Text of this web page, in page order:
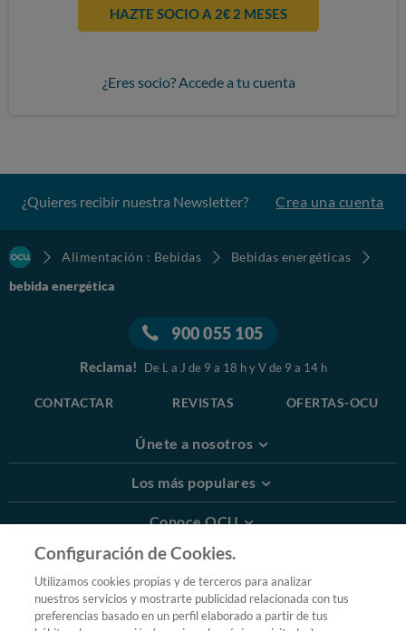
HAZTE SOCIO A 2€ 2 MESES
¿Eres socio? Accede a tu cuenta
¿Quieres recibir nuestra Newsletter? Crea una cuenta
Alimentación : Bebidas
Bebidas energéticas
bebida energética
900 055 105
Reclama! De L a J de 9 a 18 h y V de 9 a 14 h
CONTACTAR REVISTAS OFERTAS-OCU
Únete a nosotros
Los más populares
Conoce OCU
Más Información
© 2026 OCU
Condiciones generales de contratación de OCU
Configuración de Cookies.
Utilizamos cookies propias y de terceros para analizar
nuestros servicios y mostrarte publicidad relacionada con tus
preferencias basado en un perfil elaborado a partir de tus